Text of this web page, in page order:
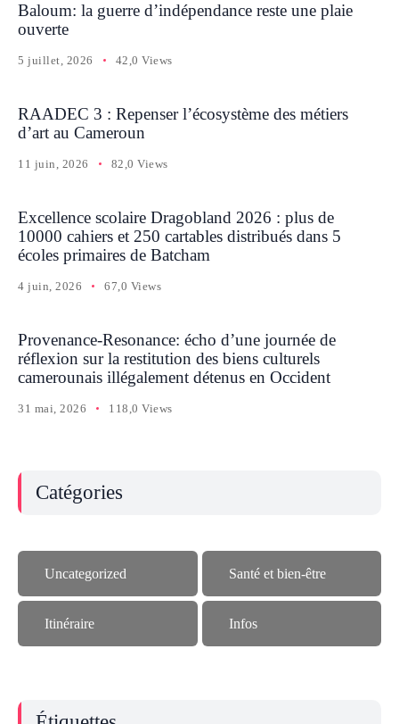
Baloum: la guerre d’indépendance reste une plaie
ouverte
5 juillet, 2026 42,0 Views
RAADEC 3 : Repenser l’écosystème des métiers
d’art au Cameroun
11 juin, 2026 82,0 Views
Excellence scolaire Dragobland 2026 : plus de
10000 cahiers et 250 cartables distribués dans 5
écoles primaires de Batcham
4 juin, 2026 67,0 Views
Provenance-Resonance: écho d’une journée de
réflexion sur la restitution des biens culturels
camerounais illégalement détenus en Occident
31 mai, 2026 118,0 Views
Catégories
Uncategorized Santé et bien-être
Itinéraire Infos